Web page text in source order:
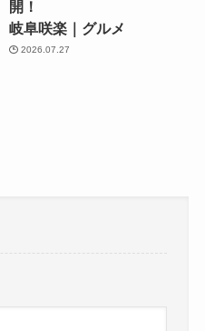
開！
岐阜咲楽｜グルメ
2026.07.27